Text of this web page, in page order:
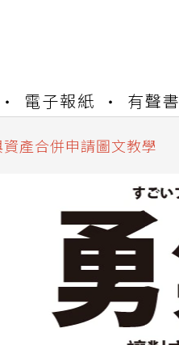
電子報紙 有聲書
開通申請
產合併申請圖文教學